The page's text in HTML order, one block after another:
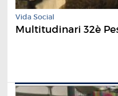
Vida Social
Multitudinari 32è